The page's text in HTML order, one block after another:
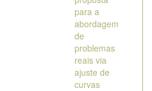
para a
abordagem
de
problemas
reais via
ajuste de
curvas